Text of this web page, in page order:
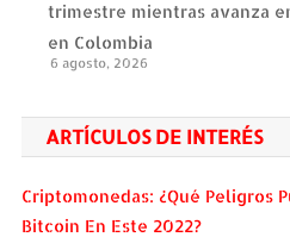
trimestre mientras avanza
en Colombia
6 agosto, 2026
ARTÍCULOS DE INTERÉS
Criptomonedas: ¿Qué Peligros
Bitcoin En Este 2022?